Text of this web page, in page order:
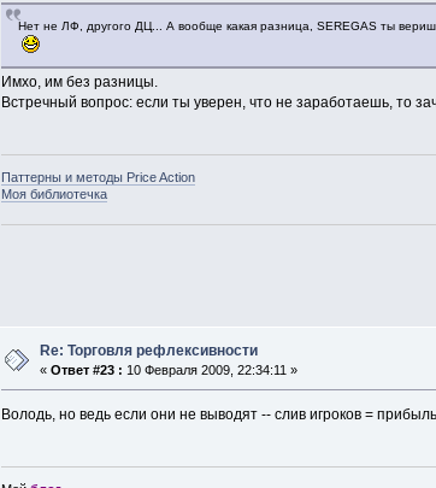
Нет не ЛФ, другого ДЦ... А вообще какая разница, SEREGAS ты
Имхо, им без разницы.
Встречный вопрос: если ты уверен, что не заработаешь, то
Паттерны и методы Price Action
Моя библиотечка
Re: Торговля рефлексивности
«Ответ #23 : 10 Февраля 2009, 22:34:11 »
Володь, но ведь если они не выводят -- слив игроков =